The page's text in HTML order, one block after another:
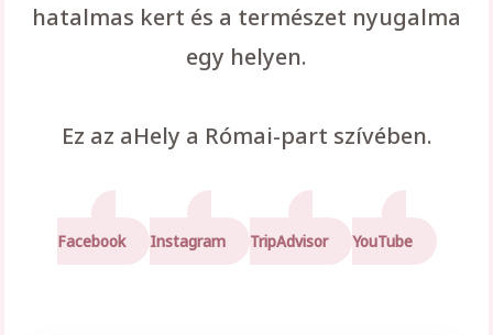
hatalmas kert és a természet nyugalma
egy helyen.
Ez az aHely a Római-part szívében.
Facebook Instagram TripAdvisor YouTube